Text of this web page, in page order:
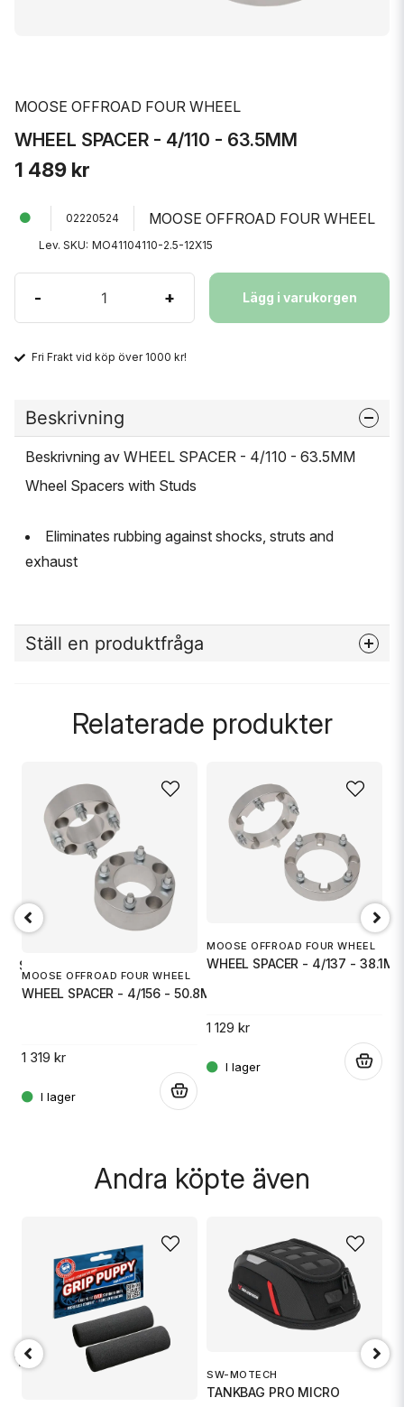
MOOSE OFFROAD FOUR WHEEL
WHEEL SPACER - 4/110 - 63.5MM
1 489 kr
02220524 MOOSE OFFROAD FOUR WHEEL
Lev. SKU: MO41104110-2.5-12X15
- + Lägg i varukorgen
Fri Frakt vid köp över 1000 kr!
Beskrivning
Beskrivning av WHEEL SPACER - 4/110 - 63.5MM
Wheel Spacers with Studs
Eliminates rubbing against shocks, struts and
exhaust
Ställ en produktfråga
Namn
emailMejladress
Ja, ni får publicera min fråga
Skicka fråga
Relaterade produkter
SP
MOOSE OFFROAD FOUR WHEEL
WHEEL SPACER - 4/156 - 50.8MM
1 319 kr
MOOSE OFFROAD FOUR WHEEL
WHEEL SPACER - 4/137 -
1 129 kr
Andra köpte även
TR6
SW-MOTECH
TANKBAG PRO MICRO